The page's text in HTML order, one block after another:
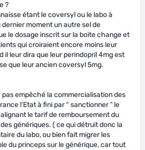
?
étant le coversyl ou le labo à
dernier moment un autre sel de
le dosage inscrit sur la boite change et
qui croiraient encore moins leur
il leur dira que leur perindopril 4mg est
que leur ancien coversyl 5mg.
pas empêché la commercialisation des
l’Etat à fini par “ sanctionner ” le
le tarif de remboursement du
génériques. ( ce qui détruit donc la
du labo, ou bien fait migrer les
du princeps sur le générique, car tout